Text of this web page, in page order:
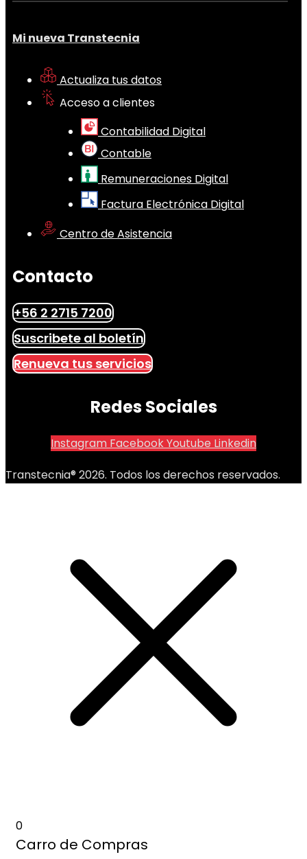
Mi nueva Transtecnia
Actualiza tus datos
Acceso a clientes
Contabilidad Digital
Contable
Remuneraciones Digital
Factura Electrónica Digital
Centro de Asistencia
Contacto
+56 2 2715 7200
Suscribete al boletín
Renueva tus servicios
Redes Sociales
Instagram FacebookYoutube Linkedin
Transtecnia® 2026. Todos los derechos reservados.
0
Carro de Compras